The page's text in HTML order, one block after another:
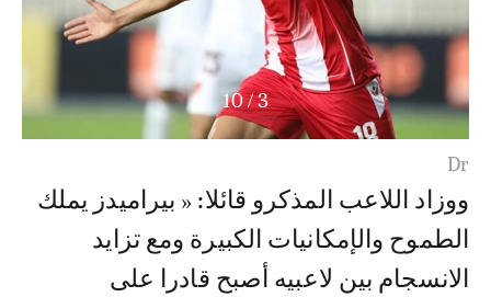
3
/
10
Dr
ووزاد اللاعب المذكرو قائلا: « بيراميدز يملك
الطموح والإمكانيات الكبيرة ومع تزايد
الانسجام بين لاعبيه أصبح قادرا على